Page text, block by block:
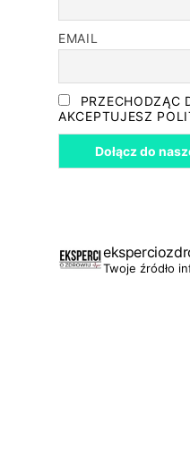
EMAIL
PRZECHODZĄC
AKCEPTUJESZ
Twoje źródło